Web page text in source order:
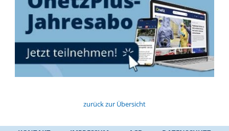
zurück zur Übersicht